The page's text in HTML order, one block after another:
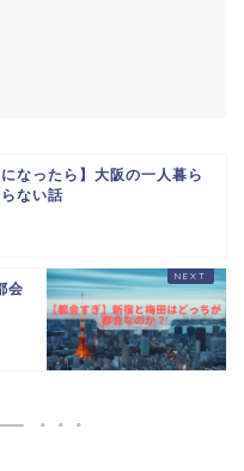
になったら】大阪の一人暮ら
ない話
会